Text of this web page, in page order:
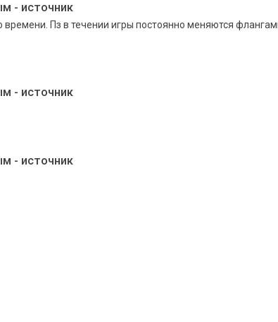
- источник
времени. Пз в течении игры постоянно меняются
- источник
- источник